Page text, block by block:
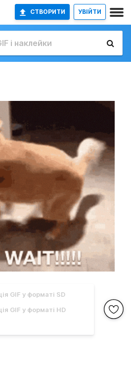
СТВОРИТИ УВІЙТИ
GIF у форматі SD
GIF у форматі HD